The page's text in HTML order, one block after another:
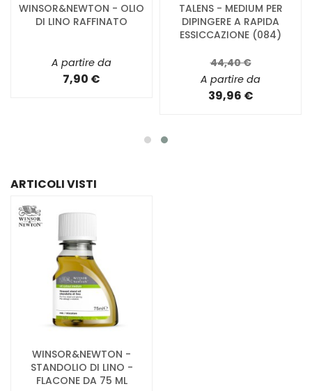
WINSOR&NEWTON - OLIO
DI LINO RAFFINATO
A partire da
7,90 €
TALENS - MEDIUM PER
DIPINGERE A RAPIDA
ESSICCAZIONE (084)
44,40 €
A partire da
39,96 €
ARTICOLI VISTI
WINSOR&NEWTON -
STANDOLIO DI LINO -
FLACONE DA 75 ML